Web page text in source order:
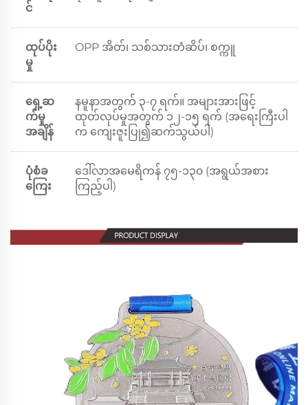
င်
ထုပ်ပိုး
မှု
OPP အိတ်၊ သစ်သားတံဆိပ်၊ စက္ကူ
ရှေ့ဆ
က်မှု
အချိန်
နမူနာအတွက် ၃-၇ ရက်။ အများအားဖြင့်
ထုတ်လုပ်မှုအတွက် ၁၂-၁၅ ရက် (အရေးကြီးပါ
က ကျေးဇူးပြု၍ဆက်သွယ်ပါ)
ပုံစံခ
ကြေး
ဒေါ်လာအမေရိကန် ၇၅-၁၃၀ (အရွယ်အစား
ကြည့်ပါ)